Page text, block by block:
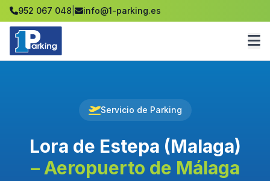
952 067 048 info@1-parking.es
Servicio de Parking
Lora de Estepa (Malaga)
– Aeropuerto de Málaga